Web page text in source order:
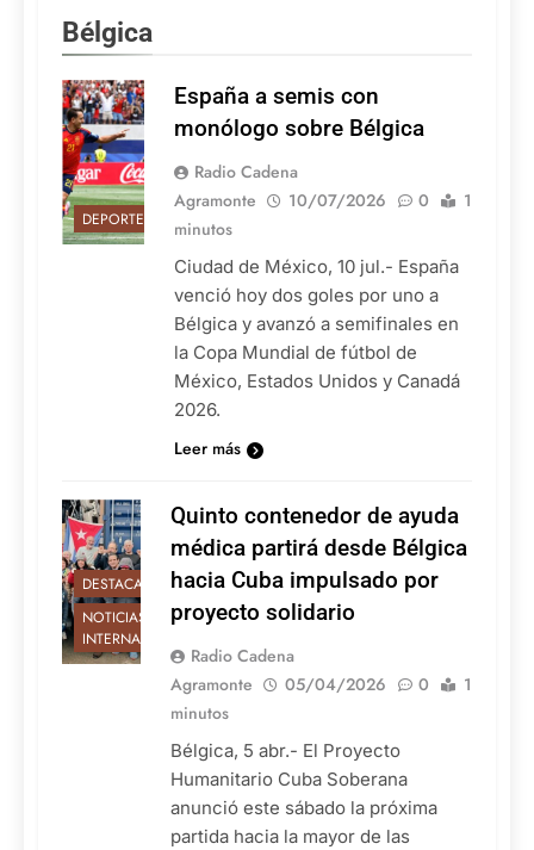
Bélgica
DEPORTES
España a semis con
monólogo sobre Bélgica
Radio Cadena
Agramonte
10/07/2026 0
1
minutos
Ciudad de México, 10 jul.- España
venció hoy dos goles por uno a
Bélgica y avanzó a semifinales en
la Copa Mundial de fútbol de
México, Estados Unidos y Canadá
2026.
Leer más
DESTACADAS
NOTICIAS
INTERNACIONALES
Quinto contenedor de ayuda
médica partirá desde Bélgica
hacia Cuba impulsado por
proyecto solidario
Radio Cadena
Agramonte
05/04/2026 0
1
minutos
Bélgica, 5 abr.- El Proyecto
Humanitario Cuba Soberana
anunció este sábado la próxima
partida hacia la mayor de las